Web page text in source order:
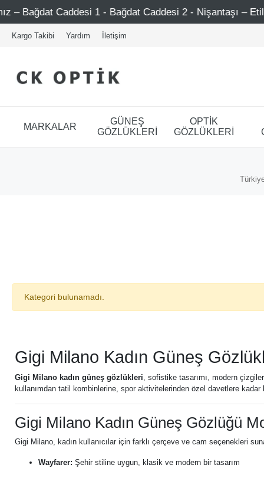
Caddesi 1 - Bağdat Caddesi 2 - Nişantaşı – Etiler –
Kargo Takibi Yardım İletişim
MARKALAR
GÜNEŞ
GÖZLÜKLERİ
OPTİK
GÖZLÜKLERİ
Kategori bulunamadı.
Gigi Milano Kadın Güneş
Gigi Milano kadın güneş gözlükleri, sofistike tasarımı, modern
kullanımdan tatil kombinlerine, spor aktivitelerinden özel davetlere
Gigi Milano Kadın Güneş Gözlüğü
Gigi Milano, kadın kullanıcılar için farklı çerçeve ve cam seçenekleri
Wayfarer: Şehir stiline uygun, klasik ve modern bir tasarım